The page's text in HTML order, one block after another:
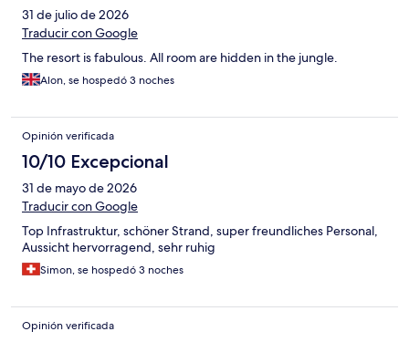
31 de julio de 2026
Traducir con Google
The resort is fabulous. All room are hidden in the jungle.
Alon, se hospedó 3 noches
Opinión verificada
10/10 Excepcional
31 de mayo de 2026
Traducir con Google
Top Infrastruktur, schöner Strand, super freundliches Personal,
Aussicht hervorragend, sehr ruhig
Simon, se hospedó 3 noches
Opinión verificada